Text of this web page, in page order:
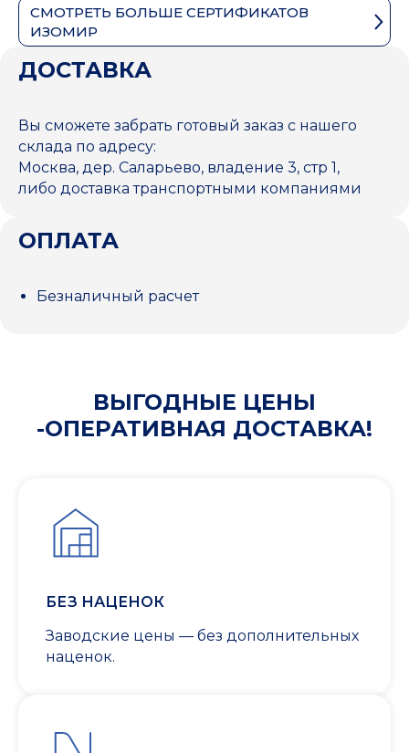
СМОТРЕТЬ БОЛЬШЕ СЕРТИФИКАТОВ
ИЗОМИР
ДОСТАВКА
Вы сможете забрать готовый заказ с нашего
склада по адресу:
Москва, дер. Саларьево, владение 3, стр 1,
либо доставка транспортными компаниями
ОПЛАТА
Безналичный расчет
ВЫГОДНЫЕ ЦЕНЫ
-ОПЕРАТИВНАЯ ДОСТАВКА!
БЕЗ НАЦЕНОК
Заводские цены — без дополнительных
наценок.